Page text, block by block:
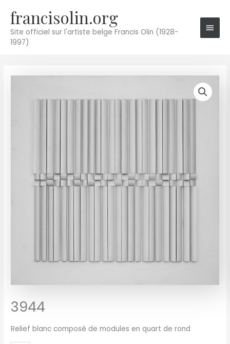
contenu
francisolin.org
Site officiel sur l'artiste belge Francis Olin (1928-
1997)
3944
Relief blanc composé de modules en quart de rond